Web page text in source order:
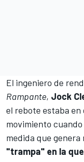
El ingeniero de
Rampante, Jock
el rebote estaba
movimiento
medida que genera
"trampa" en la